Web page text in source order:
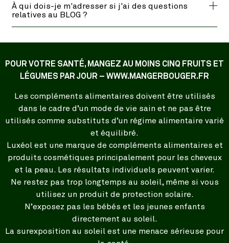
À qui dois-je m'adresser si j'ai des questions
relatives au BLOG ?
POUR VOTRE SANTÉ, MANGEZ AU MOINS CINQ FRUITS ET
LÉGUMES PAR JOUR – WWW.MANGERBOUGER.FR
Les compléments alimentaires doivent être utilisés
dans le cadre d’un mode de vie sain et ne pas être
utilisés comme substituts d’un régime alimentaire varié
et équilibré.
Luxéol est une marque de compléments alimentaires et
produits cosmétiques principalement pour les cheveux
et la peau. Les résultats individuels peuvent varier.
Ne restez pas trop longtemps au soleil, même si vous
utilisez un produit de protection solaire.
N’exposez pas les bébés et les jeunes enfants
directement au soleil.
La surexposition au soleil est une menace sérieuse pour